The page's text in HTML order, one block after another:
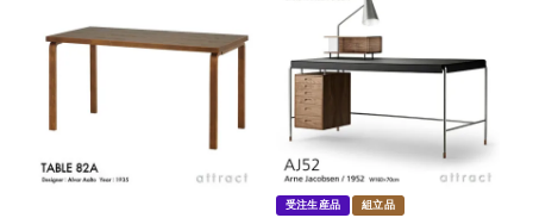
受注生産品 組立品